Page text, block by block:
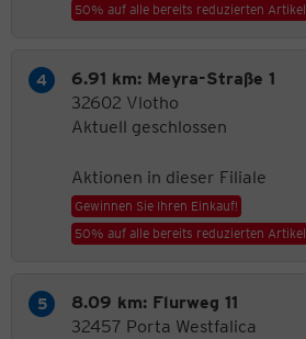
50% auf alle bereits reduzierten Artikel
6.91 km: Meyra-Straße 1
32602 Vlotho
Aktuell geschlossen
Aktionen in dieser Filiale
Gewinnen Sie Ihren Einkauf!
50% auf alle bereits reduzierten Artikel
8.09 km: Flurweg 11
32457 Porta Westfalica